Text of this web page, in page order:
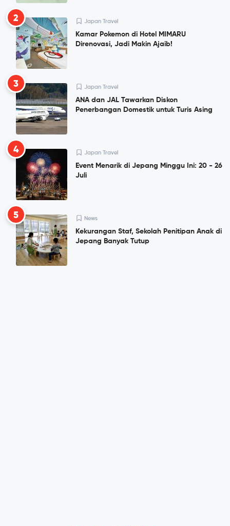
2 Japan Travel
Kamar Pokemon di Hotel MIMARU
Direnovasi, Jadi Makin Ajaib!
3 Japan Travel
ANA dan JAL Tawarkan Diskon
Penerbangan Domestik untuk Turis Asing
4 Japan Travel
Event Menarik di Jepang Minggu Ini: 20 - 26
Juli
5 News
Kekurangan Staf, Sekolah Penitipan Anak di
Jepang Banyak Tutup